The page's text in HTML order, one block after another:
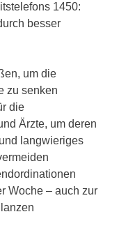
1450:
besser
um die
zu senken
die
Ärzte, um deren
langwieriges
Woche – auch zur